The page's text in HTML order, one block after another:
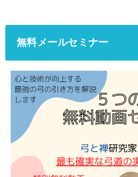
無料メールセミナー